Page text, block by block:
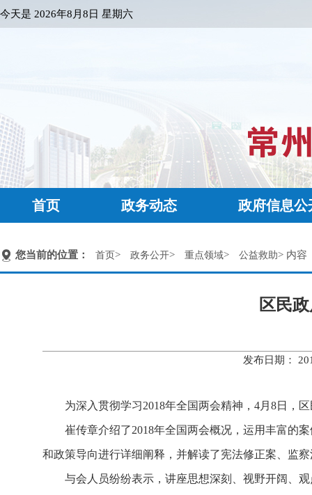
今天是 2026年8月8日 星期六
首页 政务动态 政府信息公
您当前的位置： 首页> 政务公开> 重点领域> 公益救助> 内容
区民
发布日期：
为深入贯彻学习2018年全国两会精神，4月8日，
崔传章介绍了2018年全国两会概况，运用丰富的
和政策导向进行详细阐释，并解读了宪法修正案、监
与会人员纷纷表示，讲座思想深刻、视野开阔、